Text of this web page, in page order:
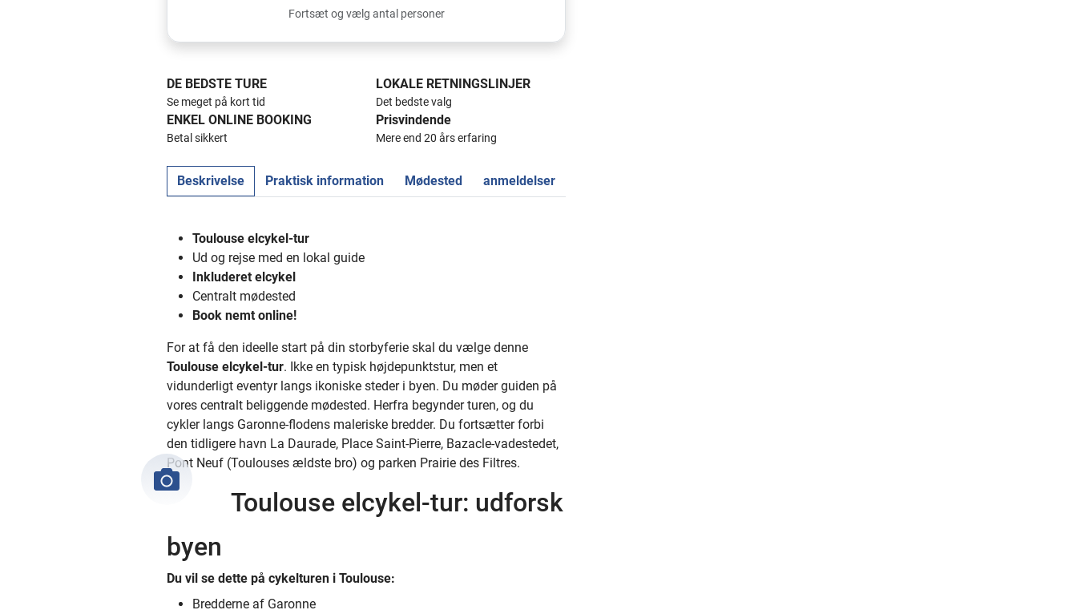
Fortsæt og vælg antal personer
DE BEDSTE TURE
Se meget på kort tid
LOKALE RETNINGSLINJER
Det bedste valg
ENKEL ONLINE BOOKING
Betal sikkert
Prisvindende
Mere end 20 års erfaring
Beskrivelse Praktisk information Mødested anmeldelser
Toulouse elcykel-tur
Ud og rejse med en lokal guide
Inkluderet elcykel
Centralt mødested
Book nemt online!
For at få den ideelle start på din storbyferie skal du vælge denne
Toulouse elcykel-tur. Ikke en typisk højdepunktstur, men et
vidunderligt eventyr langs ikoniske steder i byen. Du møder guiden på
vores centralt beliggende mødested. Herfra begynder turen, og du
cykler langs Garonne-flodens maleriske bredder. Du fortsætter forbi
den tidligere havn La Daurade, Place Saint-Pierre, Bazacle-vadestedet,
Pont Neuf (Toulouses ældste bro) og parken Prairie des Filtres.
Toulouse elcykel-tur: udforsk
byen
Du vil se dette på cykelturen i Toulouse:
Bredderne af Garonne